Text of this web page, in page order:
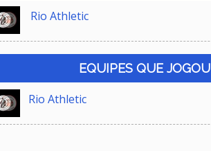
Rio Athletic
EQUIPES QUE JOGOU
Rio Athletic